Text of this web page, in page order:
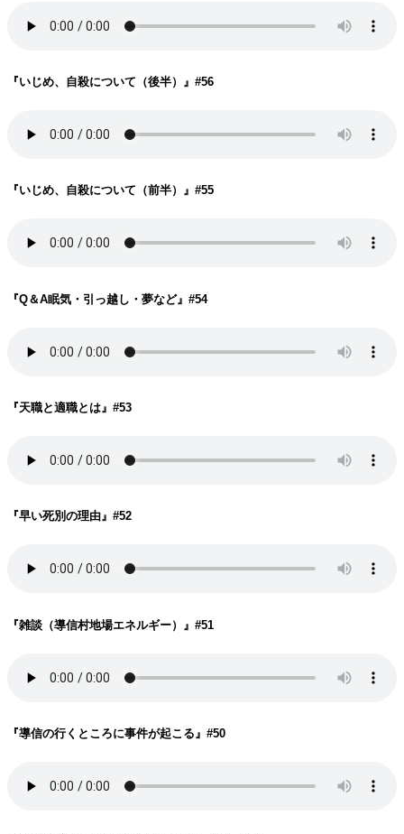
『いじめ、自殺について（後半） 』#56
『いじめ、自殺について（前半） 』#55
『Q＆A眠気・引っ越し・夢など』#54
『天職と適職とは 』#53
『早い死別の理由』#52
『雑談（導信村地場エネルギー） 』#51
『導信の行くところに事件が起こる 』#50